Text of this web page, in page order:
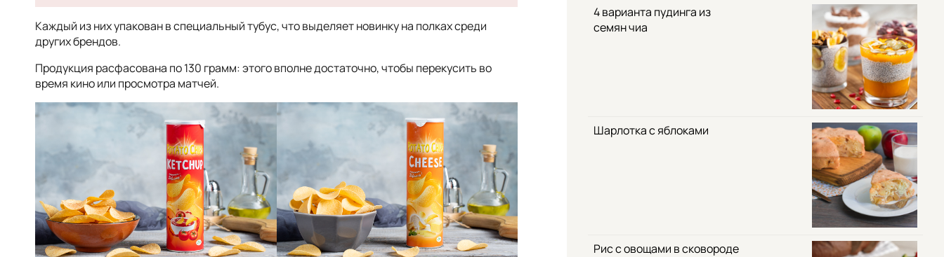
Каждый из них упакован в специальный тубус, что выделяет новинку на полках среди
других брендов.
Продукция расфасована по 130 грамм: этого вполне достаточно, чтобы перекусить во
время кино или просмотра матчей.
4 варианта пудинга из
семян чиа
Шарлотка с яблоками
Рис с овощами в сковороде